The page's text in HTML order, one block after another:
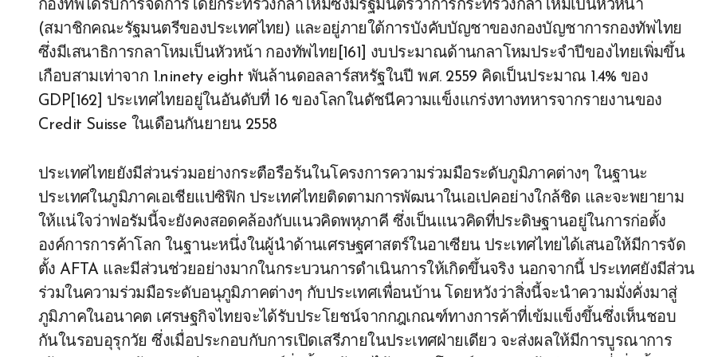
กองทัพได้รับการจัดการโดยกระทรวงกลาโหมซึ่งมีรัฐมนตรีว่าการกระทรวงกลาโหมเป็นหัวหน้า
(สมาชิกคณะรัฐมนตรีของประเทศไทย) และอยู่ภายใต้การบังคับบัญชาของกองบัญชาการกองทัพไทย
ซึ่งมีเสนาธิการกลาโหมเป็นหัวหน้า กองทัพไทย[161] งบประมาณด้านกลาโหมประจำปีของไทยเพิ่มขึ้น
เกือบสามเท่าจาก 1.ninety eight พันล้านดอลลาร์สหรัฐในปี พ.ศ. 2559 คิดเป็นประมาณ 1.4% ของ
GDP[162] ประเทศไทยอยู่ในอันดับที่ 16 ของโลกในดัชนีความแข็งแกร่งทางทหารจากรายงานของ
Credit Suisse ในเดือนกันยายน 2558
ประเทศไทยยังมีส่วนร่วมอย่างกระตือรือร้นในโครงการความร่วมมือระดับภูมิภาคต่างๆ ในฐานะ
ประเทศในภูมิภาคเอเชียแปซิฟิก ประเทศไทยติดตามการพัฒนาในเอเปคอย่างใกล้ชิด และจะพยายาม
ให้แน่ใจว่าฟอรัมนี้จะยังคงสอดคล้องกับแนวคิดพหุภาคี ซึ่งเป็นแนวคิดที่ประดิษฐานอยู่ในการก่อตั้ง
องค์การการค้าโลก ในฐานะหนึ่งในผู้นำด้านเศรษฐศาสตร์ในอาเซียน ประเทศไทยได้เสนอให้มีการจัด
ตั้ง AFTA และมีส่วนช่วยอย่างมากในกระบวนการดำเนินการให้เกิดขึ้นจริง นอกจากนี้ ประเทศยังมีส่วน
ร่วมในความร่วมมือระดับอนุภูมิภาคต่างๆ กับประเทศเพื่อนบ้าน โดยหวังว่าสิ่งนี้จะนำความมั่งคั่งมาสู่
ภูมิภาคในอนาคต เศรษฐกิจไทยจะได้รับประโยชน์จากกฎเกณฑ์ทางการค้าที่เข้มแข็งขึ้นซึ่งเห็นชอบ
กันในรอบอุรุกวัย ซึ่งเมื่อประกอบกับการเปิดเสรีภายในประเทศฝ่ายเดียว จะส่งผลให้มีการบูรณาการ